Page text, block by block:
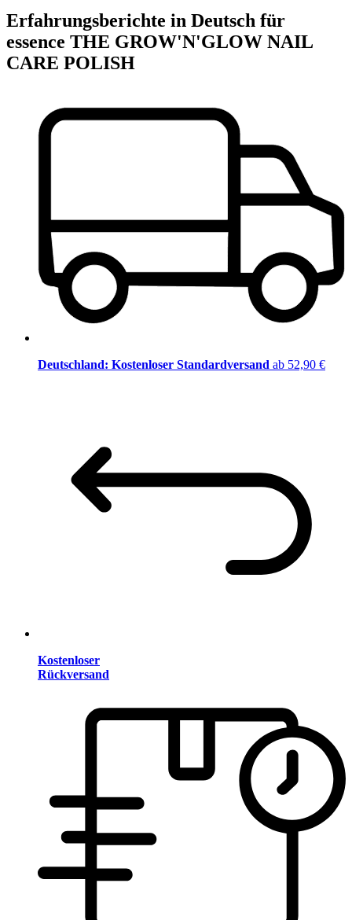
Erfahrungsberichte in Deutsch für
essence THE GROW'N'GLOW NAIL
CARE POLISH
Deutschland: Kostenloser Standardversand ab 52,90 €
Kostenloser
Rückversand